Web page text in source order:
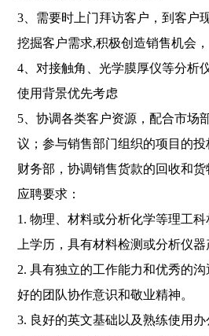
3、需要时上门拜访客户，到客户
挖掘客户需求,积极创造销售机会，
4、对接触角、光学膜厚仪等分析
使用背景优先考虑
5、协调各类客户资源，配合市场
议；参与销售部门组织的项目的
财务部，协调销售货款的回收和货
应聘要求：
1. 物理、材料或分析化学等理工
上学历，具有材料检测或分析仪器
2. 具有独立的工作能力和优秀的
好的团队协作意识和敬业精神。
3. 良好的英文基础以及熟练使用办